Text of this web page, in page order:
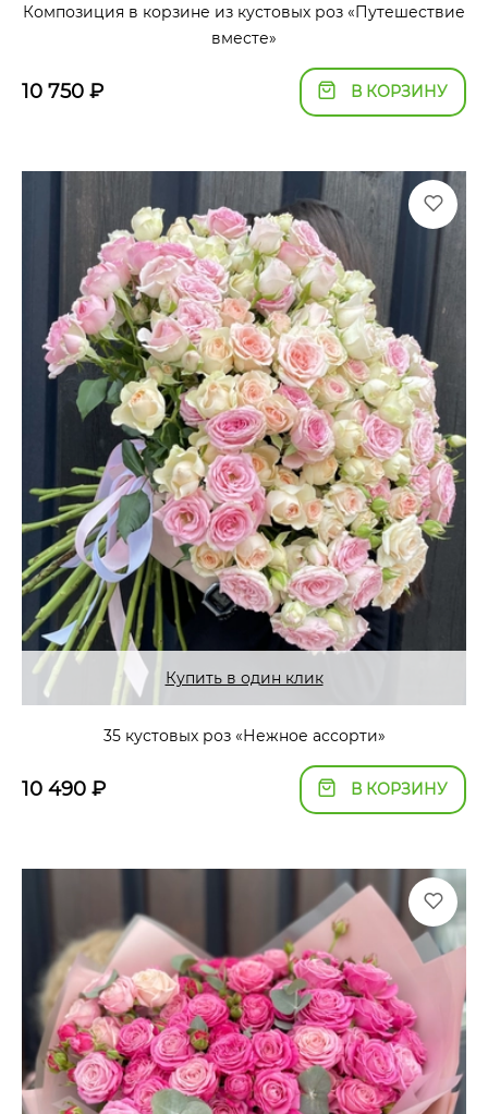
Композиция в корзине из кустовых роз «Путешествие
вместе»
10 750 ₽ В КОРЗИНУ
Купить в один клик
35 кустовых роз «Нежное ассорти»
10 490 ₽ В КОРЗИНУ